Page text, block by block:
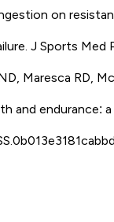
on
J Sports Med
ND, Maresca RD,
and endurance: